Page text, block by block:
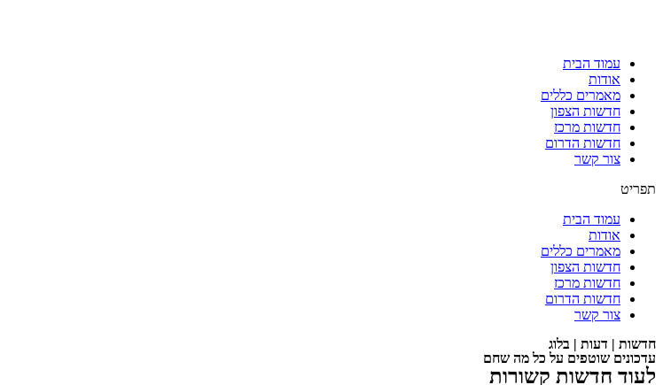
עמוד הבית
אודות
מאמרים כללים
חדשות הצפון
חדשות מרכז
חדשות הדרום
צור קשר
תפריט
עמוד הבית
אודות
מאמרים כללים
חדשות הצפון
חדשות מרכז
חדשות הדרום
צור קשר
חדשות | דעות | בלוג
עדכונים שוטפים על כל מה שחם
לעוד חדשות קשורות